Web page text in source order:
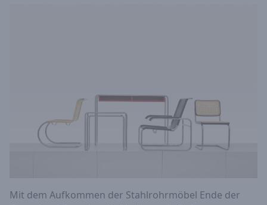
Mit dem Aufkommen der Stahlrohrmöbel Ende der